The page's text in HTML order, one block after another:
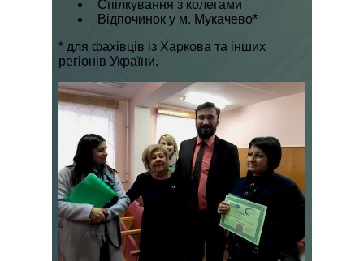
Спілкування з колегами
Відпочинок у м. Мукачево*
* для фахівців із Харкова та інших
регіонів України.